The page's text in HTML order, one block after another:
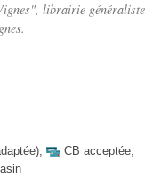
librairie généraliste
, CB acceptée,